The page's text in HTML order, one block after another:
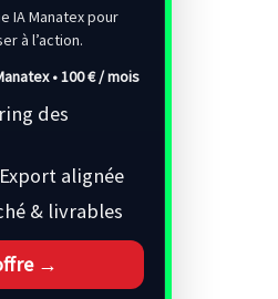
IA Manatex pour
à l’action.
•100 € / mois
des
alignée
& livrables
→